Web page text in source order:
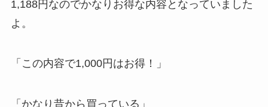
1,188円なのでかなりお得な内容となっていました
よ。
「この内容で1,000円はお得！」
「かなり昔から買っている」